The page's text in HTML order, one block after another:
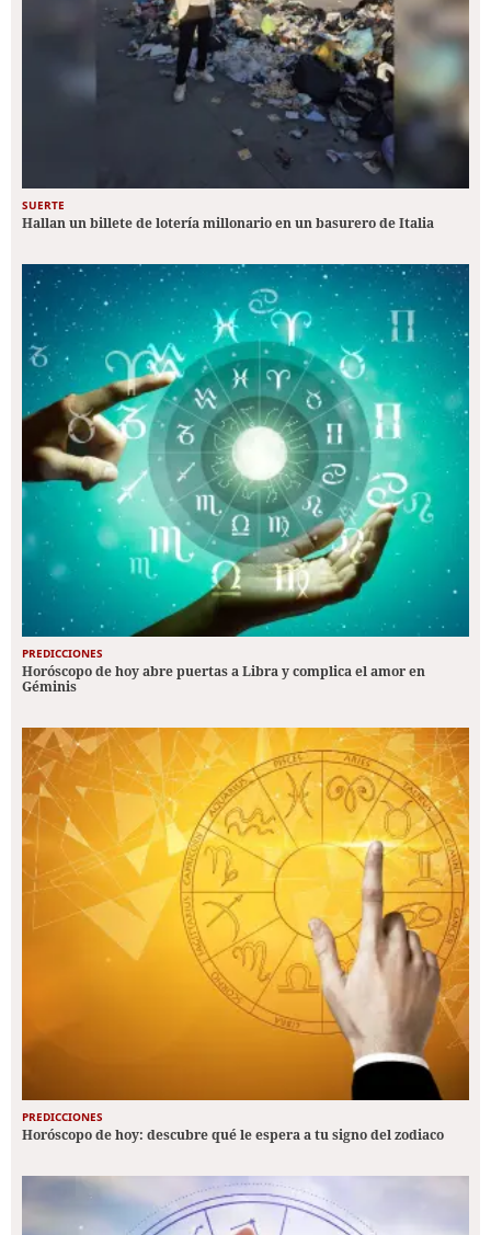
SUERTE
Hallan un billete de lotería millonario en un basurero de Italia
PREDICCIONES
Horóscopo de hoy abre puertas a Libra y complica el amor en
Géminis
PREDICCIONES
Horóscopo de hoy: descubre qué le espera a tu signo del zodiaco